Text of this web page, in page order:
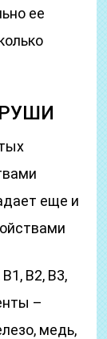
ее
еще и
В2, В3,
–
медь,